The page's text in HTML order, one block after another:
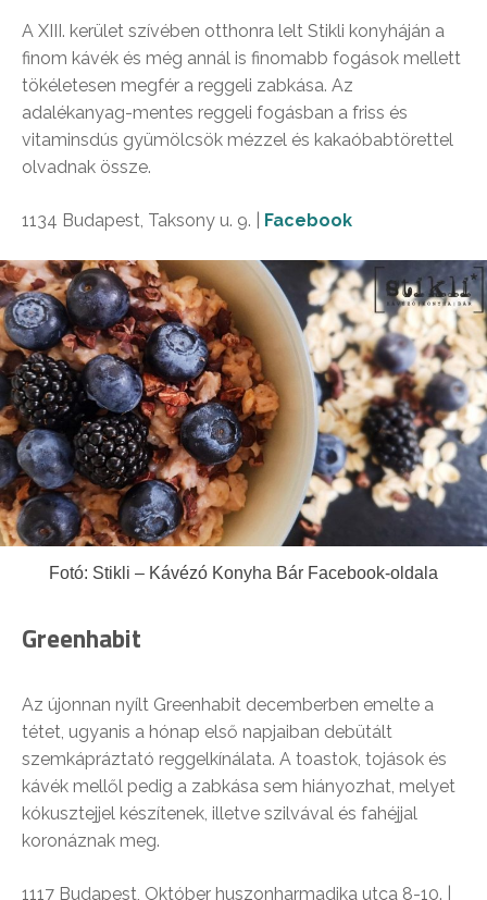
A XIII. kerület szívében otthonra lelt Stikli konyháján a
finom kávék és még annál is finomabb fogások mellett
tökéletesen megfér a reggeli zabkása. Az
adalékanyag-mentes reggeli fogásban a friss és
vitaminsdús gyümölcsök mézzel és kakaóbabtörettel
olvadnak össze.
1134 Budapest, Taksony u. 9. | Facebook
Fotó: Stikli – Kávézó Konyha Bár Facebook-oldala
Greenhabit
Az újonnan nyílt Greenhabit decemberben emelte a
tétet, ugyanis a hónap első napjaiban debütált
szemkápráztató reggelkínálata. A toastok, tojások és
kávék mellől pedig a zabkása sem hiányozhat, melyet
kókusztejjel készítenek, illetve szilvával és fahéjjal
koronáznak meg.
1117 Budapest, Október huszonharmadika utca 8-10. |